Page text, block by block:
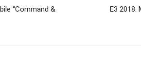
“Command &
E3 2018: